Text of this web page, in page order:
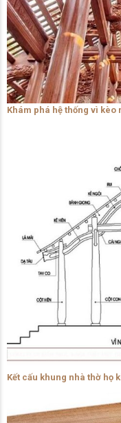
Khám phá hệ thống vì kèo
Kết cấu khung nhà thờ họ